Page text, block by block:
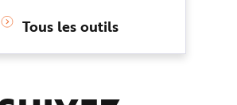
cause.
Tous les outils